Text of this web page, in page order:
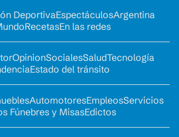
DeportivaEspectáculosArgentina
RecetasEn las redes
OpinionSocialesSaludTecnología
Estado del tránsito
AutomotoresEmpleosServicios
Fúnebres y MisasEdictos